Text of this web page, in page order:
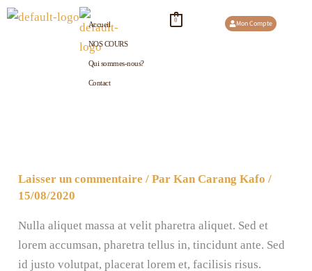
Aller
Accueil
NOS COURS
Qui sommes-nous?
Contact
0 Mon Compte
Laisser un commentaire / ParKan Carang Kafo/
15/08/2020
Nulla aliquet massa at velit pharetra aliquet. Sed et
lorem accumsan, pharetra tellus in, tincidunt ante. Sed
id justo volutpat, placerat lorem et, facilisis risus.